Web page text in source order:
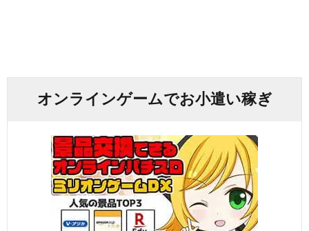
オンラインゲームでお小遣い稼ぎ